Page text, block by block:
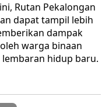
Rutan Pekalongan
dapat tampil lebih
dampak
warga binaan
hidup baru.